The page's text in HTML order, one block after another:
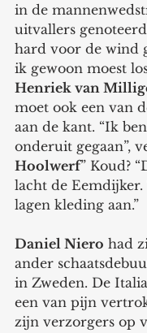
in de
uitvallers
hard voor de wind
ik gewoon moest
Henriek van
moet ook een van
aan de kant. “Ik
onderuit gegaan”,
Hoolwerf” Koud?
lacht de
lagen kleding aan.”
Daniel Niero had
ander
in Zweden. De
een van pijn
zijn verzorgers op